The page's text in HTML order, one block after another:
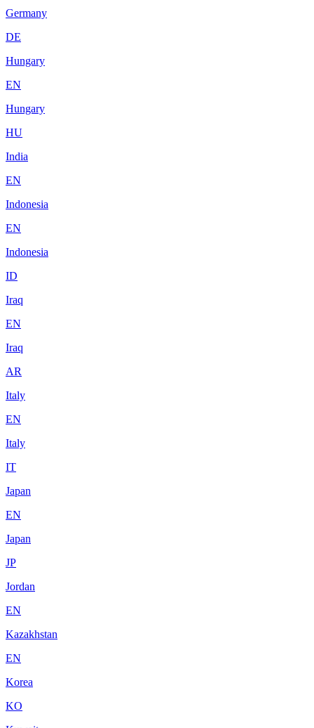
Germany
DE
Hungary
EN
Hungary
HU
India
EN
Indonesia
EN
Indonesia
ID
Iraq
EN
Iraq
AR
Italy
EN
Italy
IT
Japan
EN
Japan
JP
Jordan
EN
Kazakhstan
EN
Korea
KO